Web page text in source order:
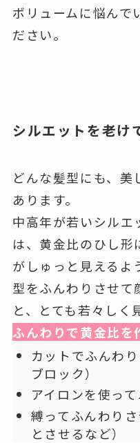
ボリュームに悩んで
ださい。
シルエットを老け
どんな髪型にも、
あります。
中高年が若いシルエ
は、黄金比のひし形
がしゅっと見えるよ
型をふんわりさせて
と、とても若々しく
ふんわりで黄金比を
カットでふんわ
ブロック）
アイロンを使っ
縛ってふんわり
とさせるなど）